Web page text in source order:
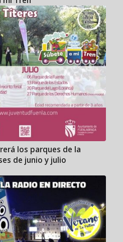
los parques de la
de junio y julio